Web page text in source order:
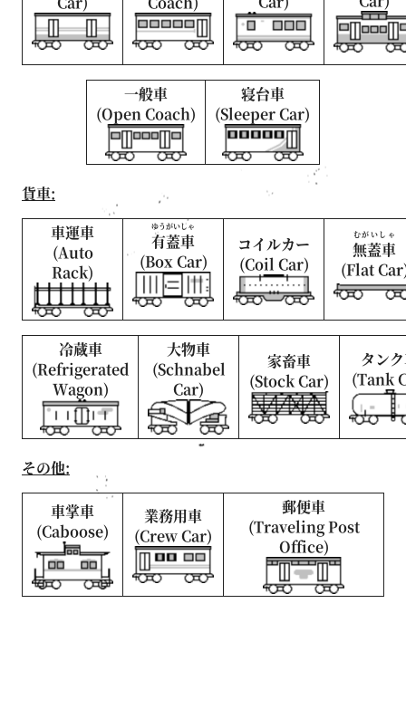
一般車
(Open Coach)
寝台車
(Sleeper Car)
貨車:
車運車
(Auto
Rack)
有蓋車
ゆうがいしゃ
(Box Car)
コイルカー
(Coil Car)
無蓋車
むがいしゃ
(Flat
冷蔵車
(Refrigerated
Wagon)
大物車
(Schnabel
Car)
家畜車
(Stock Car)
タン
(Tank
その他:
車掌車
(Caboose)
業務用車
(Crew Car)
郵便車
(Traveling Post
Office)